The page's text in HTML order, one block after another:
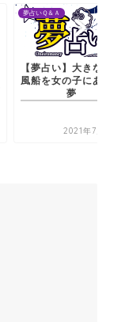
夢占いＱ＆Ａ
【夢占い】乳首から分
泌物が出る夢
2021年7月20日